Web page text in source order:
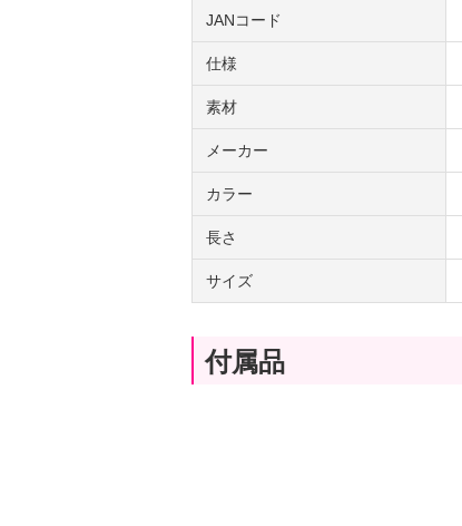
JANコード
仕様
素材
メーカー
カラー
長さ
サイズ
付属品